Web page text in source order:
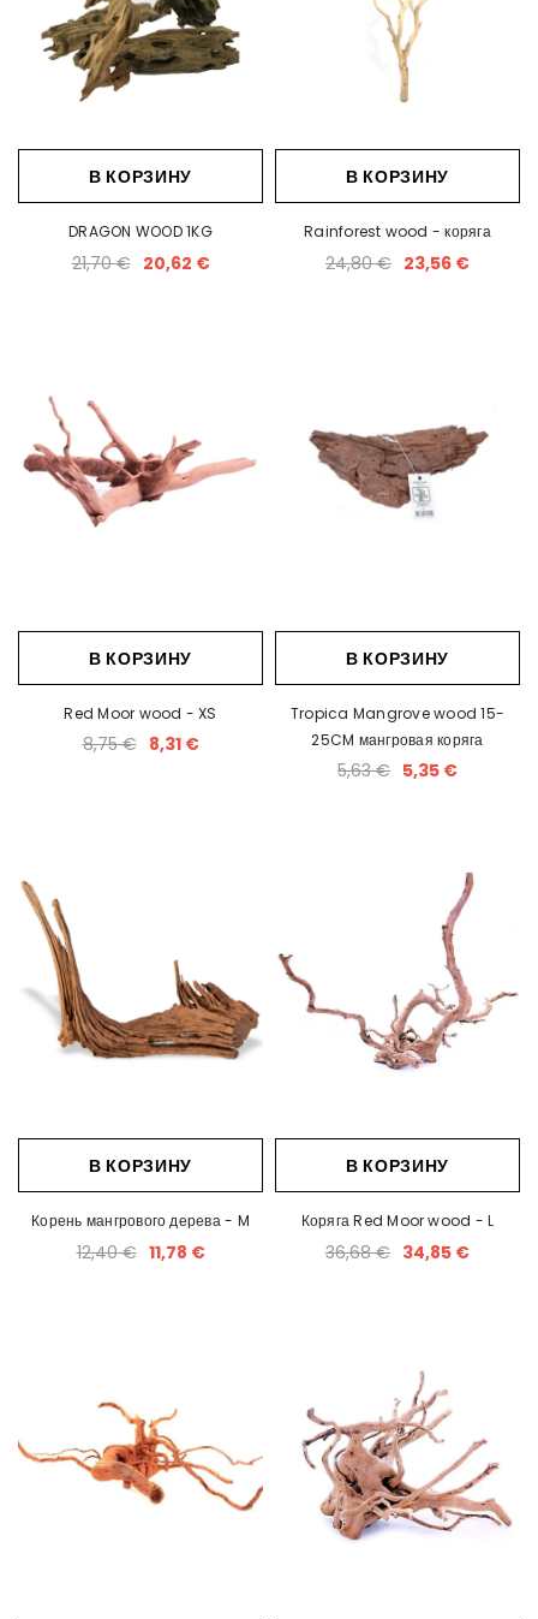
В КОРЗИНУ
DRAGON WOOD 1KG
21,70 € 20,62 €
В КОРЗИНУ
Rainforest wood - коряга
24,80 € 23,56 €
В КОРЗИНУ
Red Moor wood - XS
8,75 € 8,31 €
В КОРЗИНУ
Tropica Mangrove wood 15-
25CM мангровая коряга
5,63 € 5,35 €
В КОРЗИНУ
Корень мангрового дерева - M
12,40 € 11,78 €
В КОРЗИНУ
Коряга Red Moor wood - L
36,68 € 34,85 €